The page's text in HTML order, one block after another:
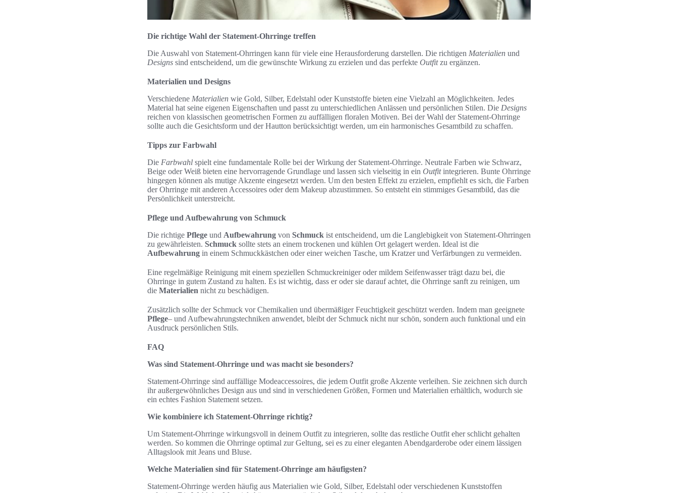
Die richtige Wahl der Statement-Ohrringe treffen
Die Auswahl von Statement-Ohrringen kann für viele eine Herausforderung darstellen. Die richtigen Materialien und
Designs sind entscheidend, um die gewünschte Wirkung zu erzielen und das perfekte Outfitzu ergänzen.
Materialien und Designs
Verschiedene Materialien wie Gold, Silber, Edelstahl oder Kunststoffe bieten eine Vielzahl an Möglichkeiten. Jedes
Material hat seine eigenen Eigenschaften und passt zu unterschiedlichen Anlässen und persönlichen Stilen. Die Designs
reichen von klassischen geometrischen Formen zu auffälligen floralen Motiven. Bei der Wahl der Statement-Ohrringe
sollte auch die Gesichtsform und der Hautton berücksichtigt werden, um ein harmonisches Gesamtbild zu schaffen.
Tipps zur Farbwahl
Die Farbwahl spielt eine fundamentale Rolle bei der Wirkung der Statement-Ohrringe. Neutrale Farben wie Schwarz,
Beige oder Weiß bieten eine hervorragende Grundlage und lassen sich vielseitig in ein Outfitintegrieren. Bunte Ohrringe
hingegen können als mutige Akzente eingesetzt werden. Um den besten Effekt zu erzielen, empfiehlt es sich, die Farben
der Ohrringe mit anderen Accessoires oder dem Makeup abzustimmen. So entsteht ein stimmiges Gesamtbild, das die
Persönlichkeit unterstreicht.
Pflege und Aufbewahrung von Schmuck
Die richtige Pflege und Aufbewahrung von Schmuck ist entscheidend, um die Langlebigkeit von Statement-Ohrringen
zu gewährleisten. Schmuck sollte stets an einem trockenen und kühlen Ort gelagert werden. Ideal ist die
Aufbewahrung in einem Schmuckkästchen oder einer weichen Tasche, um Kratzer und Verfärbungen zu vermeiden.
Eine regelmäßige Reinigung mit einem speziellen Schmuckreiniger oder mildem Seifenwasser trägt dazu bei, die
Ohrringe in gutem Zustand zu halten. Es ist wichtig, dass er oder sie darauf achtet, die Ohrringe sanft zu reinigen, um
die Materialien nicht zu beschädigen.
Zusätzlich sollte der Schmuck vor Chemikalien und übermäßiger Feuchtigkeit geschützt werden. Indem man geeignete
Pflege– und Aufbewahrungstechniken anwendet, bleibt der Schmuck nicht nur schön, sondern auch funktional und ein
Ausdruck persönlichen Stils.
FAQ
Was sind Statement-Ohrringe und was macht sie besonders?
Statement-Ohrringe sind auffällige Modeaccessoires, die jedem Outfit große Akzente verleihen. Sie zeichnen sich durch
ihr außergewöhnliches Design aus und sind in verschiedenen Größen, Formen und Materialien erhältlich, wodurch sie
ein echtes Fashion Statement setzen.
Wie kombiniere ich Statement-Ohrringe richtig?
Um Statement-Ohrringe wirkungsvoll in deinem Outfit zu integrieren, sollte das restliche Outfit eher schlicht gehalten
werden. So kommen die Ohrringe optimal zur Geltung, sei es zu einer eleganten Abendgarderobe oder einem lässigen
Alltagslook mit Jeans und Bluse.
Welche Materialien sind für Statement-Ohrringe am häufigsten?
Statement-Ohrringe werden häufig aus Materialien wie Gold, Silber, Edelstahl oder verschiedenen Kunststoffen